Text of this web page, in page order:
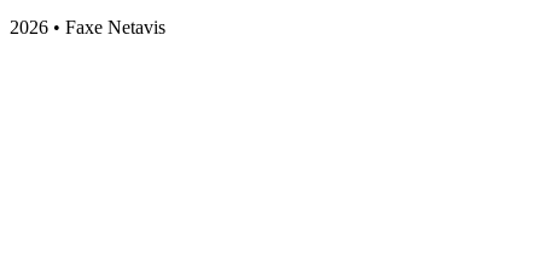
2026 • Faxe Netavis